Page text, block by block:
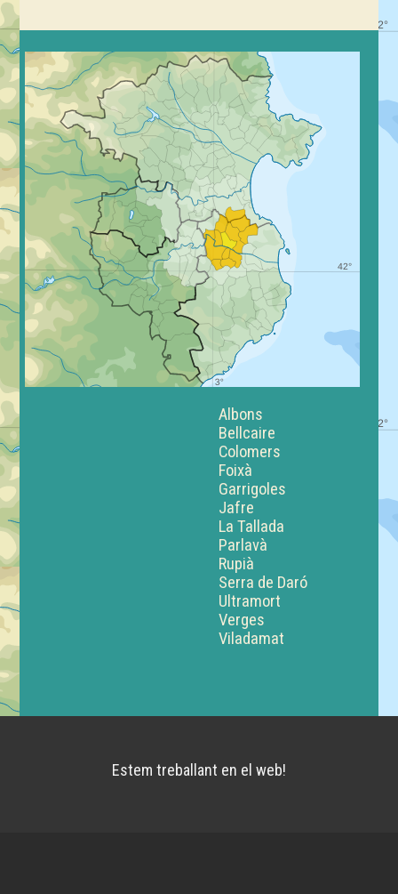
Albons
Bellcaire
Colomers
Foixà
Garrigoles
Jafre
La Tallada
Parlavà
Rupià
Serra de Daró
Ultramort
Verges
Viladamat
Estem treballant en el web!